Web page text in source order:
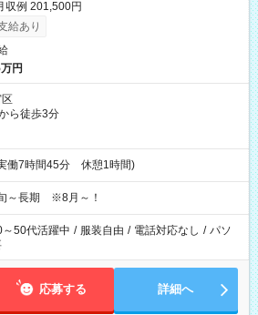
例 201,500円
給あり
円
ら徒歩3分
働7時間45分 休憩1時間)
～長期 ※8月～！
～50代活躍中 / 服装自由 / 電話対応なし / パソ
応募する 詳細へ